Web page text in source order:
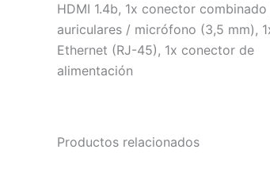
HDMI 1.4b, 1x conector combinado
auriculares / micrófono (3,5 mm),
Ethernet (RJ-45), 1x conector de
alimentación
Productos relacionados